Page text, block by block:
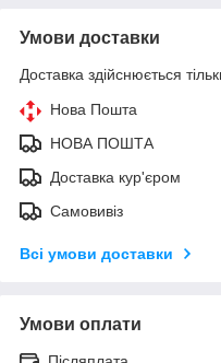
Умови доставки
Доставка здійснюється
Нова Пошта
НОВА ПОШТА
Доставка кур'єром
Самовивіз
Всі умови доставки
Умови оплати